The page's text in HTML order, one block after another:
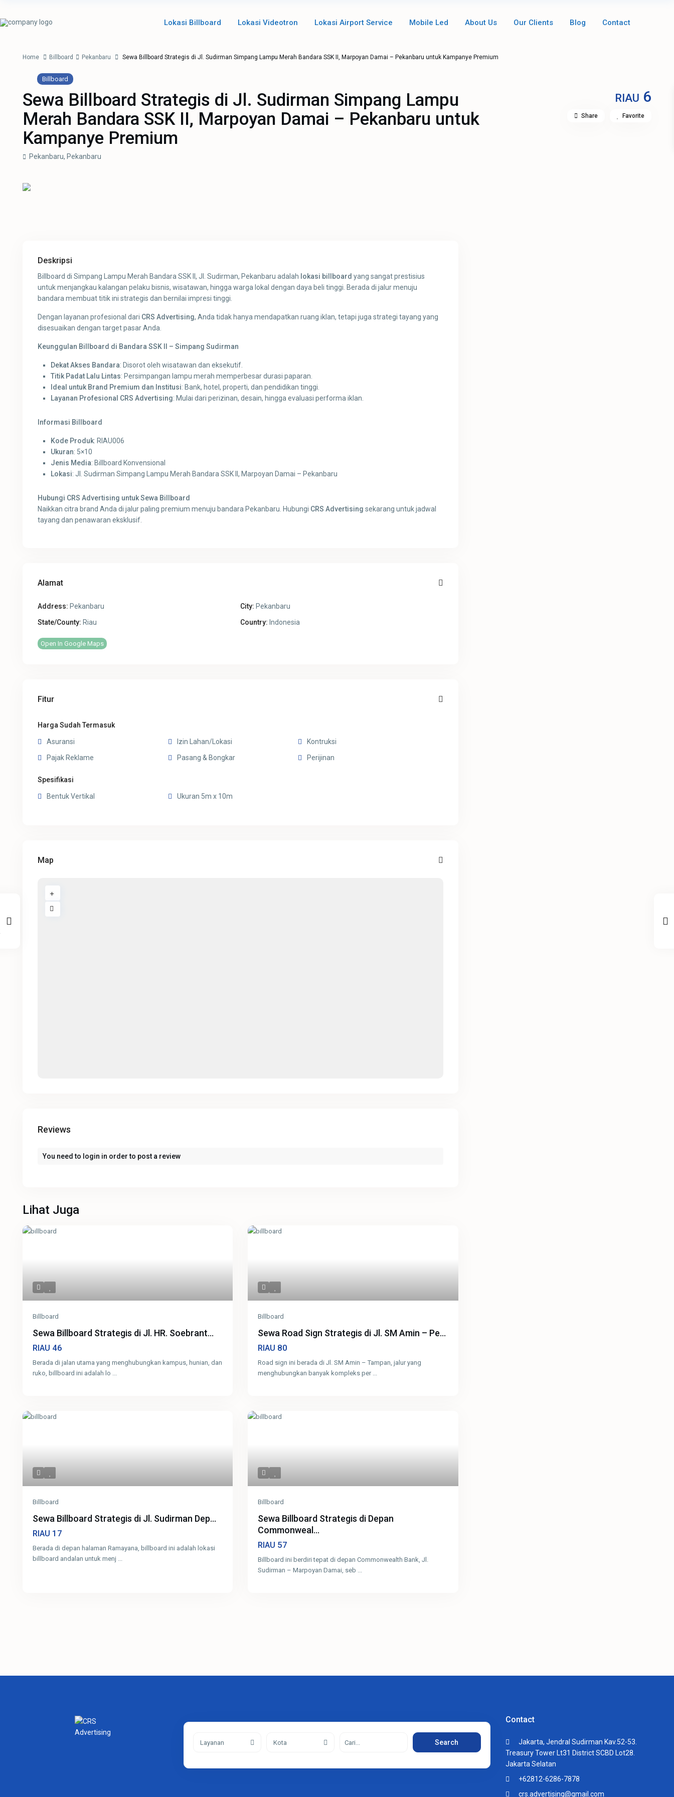
Lokasi Billboard Lokasi Videotron Lokasi Airport Service Mobile Led About Us Our Clients Blog Contact
Home Billboard Pekanbaru Sewa Billboard Strategis di Jl. Sudirman Simpang Lampu Merah Bandara SSK II, Marpoyan Damai – Pekanbaru untuk Kampanye Premium
Billboard
Sewa Billboard Strategis di Jl. Sudirman Simpang Lampu
Merah Bandara SSK II, Marpoyan Damai – Pekanbaru untuk
Kampanye Premium
RIAU 6
Pekanbaru, Pekanbaru
Share Favorite
Deskripsi
Billboard di Simpang Lampu Merah Bandara SSK II, Jl. Sudirman, Pekanbaru adalah lokasi billboard yang sangat prestisius
untuk menjangkau kalangan pelaku bisnis, wisatawan, hingga warga lokal dengan daya beli tinggi. Berada di jalur menuju
bandara membuat titik ini strategis dan bernilai impresi tinggi.
Dengan layanan profesional dari CRS Advertising, Anda tidak hanya mendapatkan ruang iklan, tetapi juga strategi tayang yang
disesuaikan dengan target pasar Anda.
Keunggulan Billboard di Bandara SSK II – Simpang Sudirman
Dekat Akses Bandara: Disorot oleh wisatawan dan eksekutif.
Titik Padat Lalu Lintas: Persimpangan lampu merah memperbesar durasi paparan.
Ideal untuk Brand Premium dan Institusi: Bank, hotel, properti, dan pendidikan tinggi.
Layanan Profesional CRS Advertising: Mulai dari perizinan, desain, hingga evaluasi performa iklan.
Informasi Billboard
Kode Produk: RIAU006
Ukuran: 5×10
Jenis Media: Billboard Konvensional
Lokasi: Jl. Sudirman Simpang Lampu Merah Bandara SSK II, Marpoyan Damai – Pekanbaru
Hubungi CRS Advertising untuk Sewa Billboard
Naikkan citra brand Anda di jalur paling premium menuju bandara Pekanbaru. Hubungi CRS Advertising sekarang untuk jadwal
tayang dan penawaran eksklusif.
Alamat
Address: Pekanbaru City: Pekanbaru
State/County: Riau Country: Indonesia
Open In Google Maps
Fitur
Harga Sudah Termasuk
Asuransi Izin Lahan/Lokasi
Kontruksi
Pajak Reklame
Pasang & Bongkar Perijinan
Spesifikasi
Bentuk Vertikal Ukuran 5m x 10m
Map
Reviews
You need to login in order to post a review
Lihat Juga
Billboard
Sewa Billboard Strategis di Jl. HR. Soebrant...
RIAU 46
Berada di jalan utama yang menghubungkan kampus, hunian, dan
ruko, billboard ini adalah lo ...
Billboard
Sewa Road Sign Strategis di Jl. SM Amin – Pe...
RIAU 80
Road sign ini berada di Jl. SM Amin – Tampan, jalur yang
menghubungkan banyak kompleks per ...
Billboard
Sewa Billboard Strategis di Jl. Sudirman Dep...
RIAU 17
Berada di depan halaman Ramayana, billboard ini adalah lokasi
billboard andalan untuk menj ...
Billboard
Sewa Billboard Strategis di Depan
Commonweal...
RIAU 57
Billboard ini berdiri tepat di depan Commonwealth Bank, Jl.
Sudirman – Marpoyan Damai, seb ...
Layanan Kota Search
Contact
Jakarta, Jendral Sudirman Kav.52-53.
Treasury Tower Lt31 District SCBD Lot28.
Jakarta Selatan
+62812-6286-7878
crs.advertising@gmail.com